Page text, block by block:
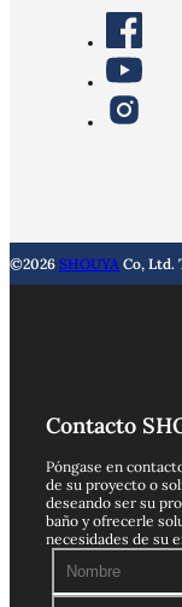
©2026 SHOUYA Co, Ltd.
Contacto
Póngase en
de su proyecto o
deseando ser su
baño y ofrecerle
necesidades de su